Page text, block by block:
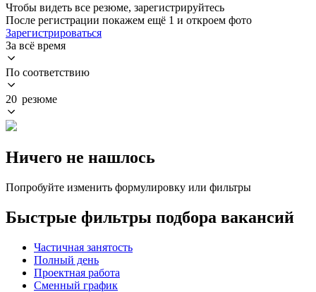
Чтобы видеть все резюме, зарегистрируйтесь
После регистрации покажем ещё 1 и откроем фото
Зарегистрироваться
За всё время
По соответствию
20 резюме
Ничего не нашлось
Попробуйте изменить формулировку или фильтры
Быстрые фильтры подбора вакансий
Частичная занятость
Полный день
Проектная работа
Сменный график